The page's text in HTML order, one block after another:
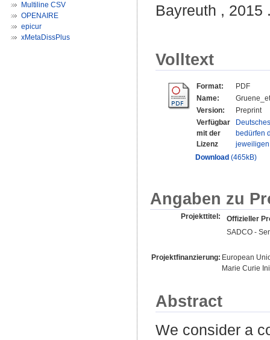
Multiline CSV
OPENAIRE
epicur
xMetaDissPlus
Bayreuth , 2015
Volltext
Format:
PDF
Name:
Version:
Preprint
Verfügbar
mit der
Lizenz
bedürfen
Download (465kB)
Angaben zu
Projekttitel:
Offizieller
SADCO -
Projektfinanzierung: European
Marie Curie
Abstract
We consider a